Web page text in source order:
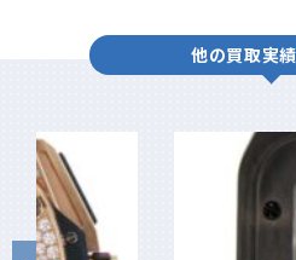
他の買取実